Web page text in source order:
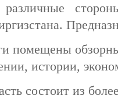
помещены
истории,
состоит из